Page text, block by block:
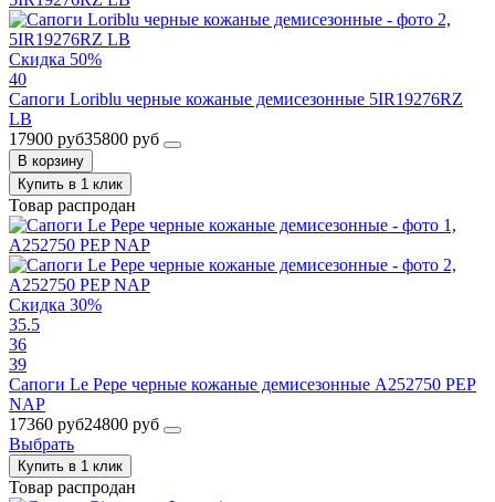
Скидка 50%
40
Сапоги Loriblu черные кожаные демисезонные 5IR19276RZ
LB
17900 руб35800 руб
В корзину
Купить в 1 клик
Товар распродан
Скидка 30%
35.5
36
39
Сапоги Le Pepe черные кожаные демисезонные A252750 PEP
NAP
17360 руб24800 руб
Выбрать
Купить в 1 клик
Товар распродан